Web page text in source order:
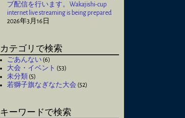
ブ配信を行います。Wakajishi-cup
internet live streaming is being prepared
2026年3月16日
カテゴリで検索
ごあんない (6)
大会・イベント (53)
未分類 (5)
若獅子旗なぎなた大会 (52)
キーワードで検索